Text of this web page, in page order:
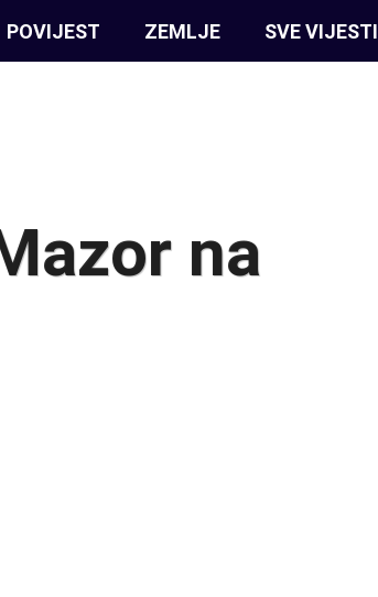
POVIJEST ZEMLJE SVE VIJESTI
na